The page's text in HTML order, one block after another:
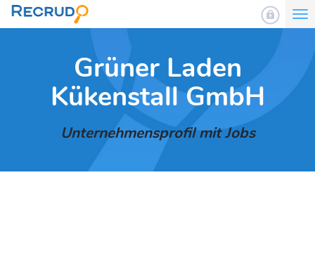
Grüner Laden
Kükenstall GmbH
Unternehmensprofil mit Jobs